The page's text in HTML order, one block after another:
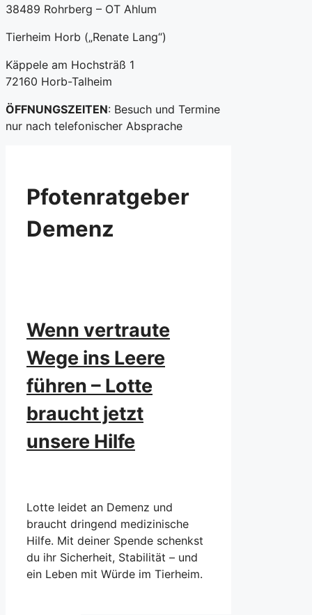
38489 Rohrberg – OT Ahlum
Tierheim Horb („Renate Lang“)
Käppele am Hochsträß 1
72160 Horb-Talheim
ÖFFNUNGSZEITEN: Besuch und Termine
nur nach telefonischer Absprache
Pfotenratgeber
Demenz
Wenn vertraute
Wege ins Leere
führen – Lotte
braucht jetzt
unsere Hilfe
Lotte leidet an Demenz und
braucht dringend medizinische
Hilfe. Mit deiner Spende schenkst
du ihr Sicherheit, Stabilität – und
ein Leben mit Würde im Tierheim.